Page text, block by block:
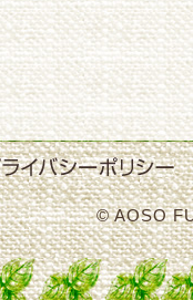
© AOSO